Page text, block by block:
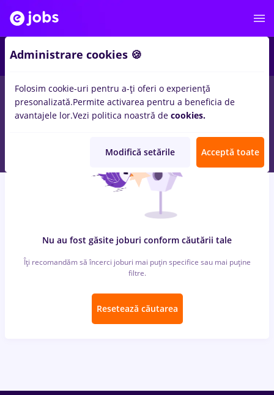
locuri de muncafaiantar, Full time in Bucuresti
experientainBanci, Medicina / Sanatate
Nu au fost găsite joburi conform căutării tale
Îți recomandăm să încerci joburi mai puțin specifice sau mai puține
filtre.
Resetează căutarea
Administrare cookies 🍪
Folosim cookie-uri pentru a-ți oferi o experiență
presonalizată.Permite activarea pentru a beneficia de
avantajele lor.Vezi politica noastră de cookies.
Modifică setările Acceptă toate